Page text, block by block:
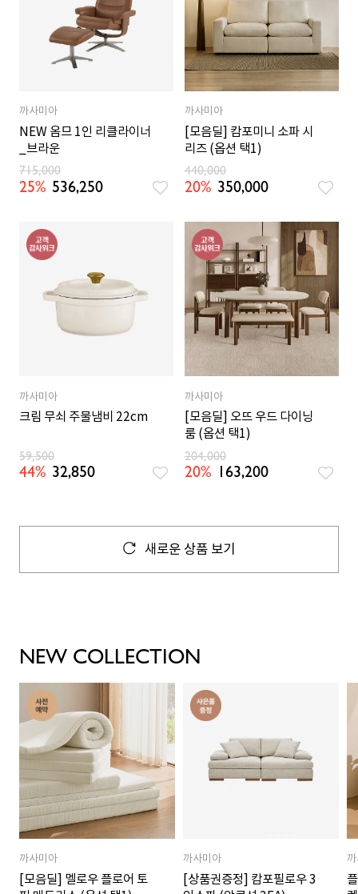
까사미아
NEW 옴므 1인 리클라이너
_브라운
715,000
25% 536,250
까사미아
[모음딜] 캄포미니 소파 시
리즈 (옵션 택1)
440,000
20% 350,000
까사미아
크림 무쇠 주물냄비 22cm
59,500
44% 32,850
까사미아
[모음딜] 오뜨 우드 다이닝
룸 (옵션 택1)
204,000
20% 163,200
새로운 상품 보기
NEW COLLECTION
까사미아
[모음딜] 멜로우 플로어 토
까사미아
[상품권증정] 캄포필로우 3